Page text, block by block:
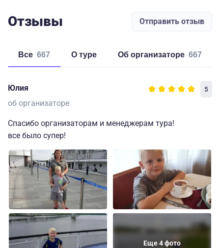
Отзывы Отправить отзыв
Все 667 о туре об организаторе 667
Юлия 5
об организаторе
Спасибо организаторам и менеджерам тура!
все было супер!
Еще 4 фото